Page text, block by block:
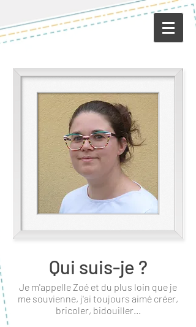
Qui suis-je ?
Je m'appelle Zoé et du plus loin que je
me souvienne, j'ai toujours aimé créer,
bricoler, bidouiller...